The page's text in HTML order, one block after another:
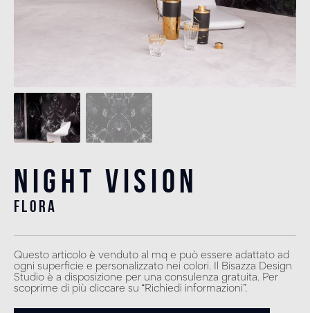
Night Vision
flora
Questo articolo è venduto al mq e può essere adattato ad
ogni superficie e personalizzato nei colori. Il Bisazza Design
Studio è a disposizione per una consulenza gratuita. Per
scoprirne di più cliccare su “Richiedi informazioni”.